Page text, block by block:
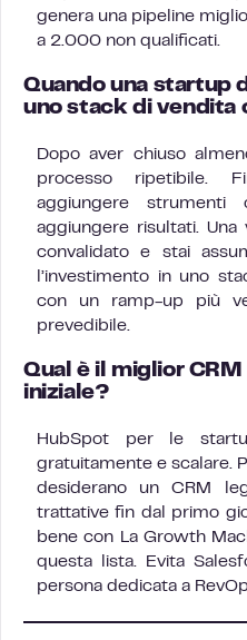
genera una pipeline
a 2.000 non qualificati.
Quando una startup
uno stack di vendita
Dopo aver chiuso
processo ripetibile.
aggiungere strumenti
aggiungere risultati.
convalidato e stai
l’investimento in uno
con un ramp-up più
prevedibile.
Qual è il miglior
iniziale?
HubSpot per le
gratuitamente e scalare.
desiderano un CRM
trattative fin dal primo
bene con La Growth
questa lista. Evita
persona dedicata a